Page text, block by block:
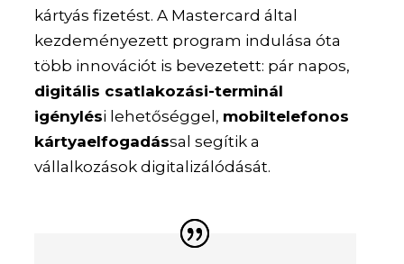
kártyás fizetést. A Mastercard által
kezdeményezett program indulása óta
több innovációt is bevezetett: pár napos,
digitális csatlakozási-terminál
igénylési lehetőséggel, mobiltelefonos
kártyaelfogadással segítik a
vállalkozások digitalizálódását.